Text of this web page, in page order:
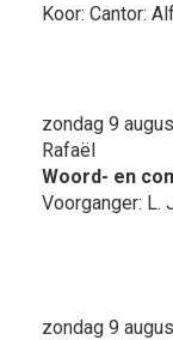
Koor: Cantor:
zondag 9
Rafaël
Woord- en
Voorganger: L.
zondag 9